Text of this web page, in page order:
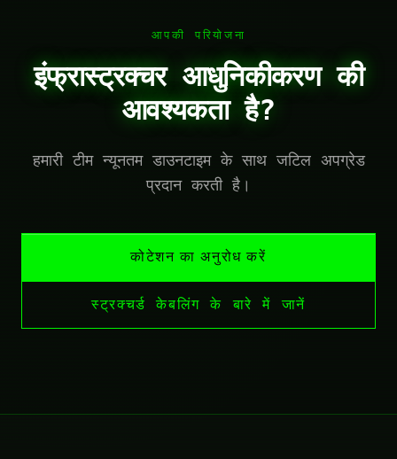
आपकी परियोजना
इंफ्रास्ट्रक्चर आधुनिकीकरण की
आवश्यकता है?
हमारी टीम न्यूनतम डाउनटाइम के साथ जटिल अपग्रेड
प्रदान करती है।
कोटेशन का अनुरोध करें
स्ट्रक्चर्ड केबलिंग के बारे में जानें